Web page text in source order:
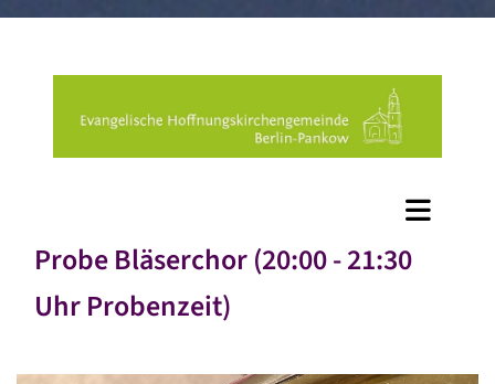
Probe Bläserchor (20:00 - 21:30
Uhr Probenzeit)